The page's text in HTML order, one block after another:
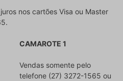
nos cartões Visa ou Master
CAMAROTE 1
Vendas somente pelo
telefone (27) 3272-1565 ou